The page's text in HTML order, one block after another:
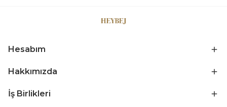
Hesabım
Hakkımızda
İş Birlikleri